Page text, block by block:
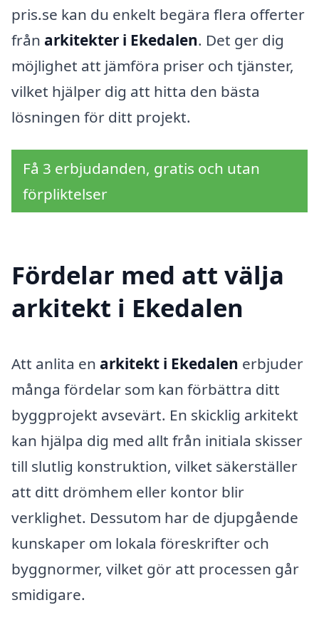
pris.se kan du enkelt begära flera offerter
från arkitekter i Ekedalen. Det ger dig
möjlighet att jämföra priser och tjänster,
vilket hjälper dig att hitta den bästa
lösningen för ditt projekt.
Få 3 erbjudanden, gratis och utan
förpliktelser
Fördelar med att välja
arkitekt i Ekedalen
Att anlita en arkitekt i Ekedalen erbjuder
många fördelar som kan förbättra ditt
byggprojekt avsevärt. En skicklig arkitekt
kan hjälpa dig med allt från initiala skisser
till slutlig konstruktion, vilket säkerställer
att ditt drömhem eller kontor blir
verklighet. Dessutom har de djupgående
kunskaper om lokala föreskrifter och
byggnormer, vilket gör att processen går
smidigare.